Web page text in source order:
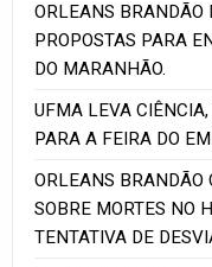
ORLEANS BRANDÃO
PROPOSTAS PARA
DO MARANHÃO.
UFMA LEVA CIÊNCIA,
PARA A FEIRA DO
ORLEANS BRANDÃO
SOBRE MORTES NO
TENTATIVA DE